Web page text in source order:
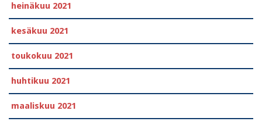
heinäkuu 2021
kesäkuu 2021
toukokuu 2021
huhtikuu 2021
maaliskuu 2021